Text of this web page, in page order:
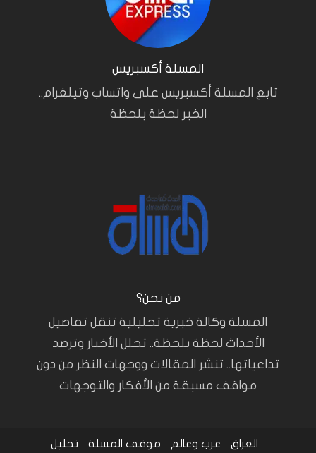
المسلة أكسبريس
تابع المسلة أكسبريس على واتساب وتيلغرام..
الخبر لحظة بلحظة
من نحن؟
المسلة وكالة خبرية تحليلية تنقل تفاصيل
الأحداث لحظة بلحظة.. تحلل الأخبار وترصد
تداعياتها.. تنشر المقالات ووجهات النظر من دون
مواقف مسبقة من الأفكار والتوجهات
العراق عرب وعالم موقف المسلة تحليل